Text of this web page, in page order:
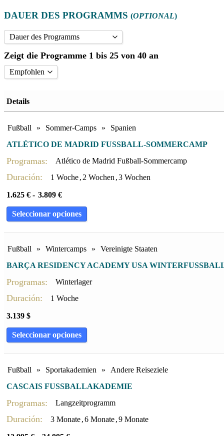
Großbritannien
Spanien
Vereinigte Staaten
DAUER DES PROGRAMMS (OPTIONAL)
Dauer des Programms
1 Woche(24)
10 Monate(4)
10-Monats-Programm. Leicester Academy
2 Wochen(23)
3 Monate(4)
3 Wochen
4 Wochen
5 Wochen
(1)
6 Monate(7)
6 Wochen(2)
9 Monate(3)
Zeigt die Programme 1 bis 25 von 40 an
Empfohlen
Niedrigster Preis zuerst
Sortiert nach Sportarten und Ländern
Details
Fußball » Sommer-Camps »
Spanien
ATLÉTICO DE MADRID FUSSBALL-SOMMERCAMP
Programas: Atlético de Madrid Fußball-Sommercamp
Duración: 1 Woche , 2 Wochen ,3 Wochen
1.625 € - 3.809 €
Seleccionar opciones
Fußball » Wintercamps »
Vereinigte Staaten
BARÇA RESIDENCY ACADEMY USA
Programas: Winterlager
Duración: 1 Woche
3.139 $
Seleccionar opciones
Fußball » Sportakademien »
Andere Reiseziele
CASCAIS FUSSBALLAKADEMIE
Programas: Langzeitprogramm
Duración: 3 Monate ,6 Monate ,9 Monate